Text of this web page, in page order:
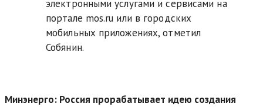
электронными услугами и сервисами на
портале mos.ru или в городских
мобильных приложениях, отметил
Собянин.
Минэнерго: Россия прорабатывает идею создания